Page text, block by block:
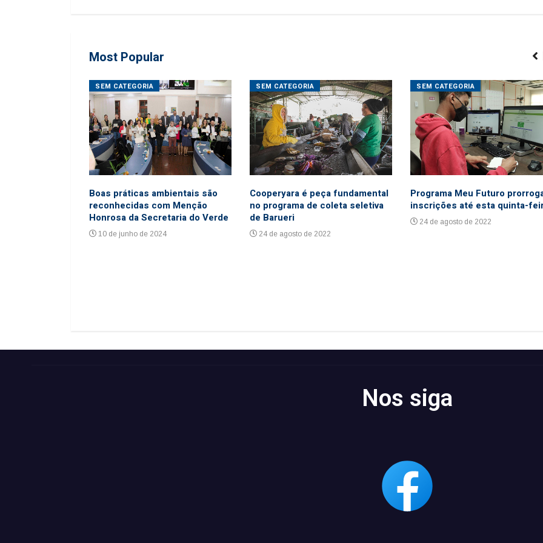
Most Popular
SEM CATEGORIA
Boas práticas ambientais são
reconhecidas com Menção
Honrosa da Secretaria do Verde
10 de junho de 2024
SEM CATEGORIA
Cooperyara é peça fundamental
no programa de coleta seletiva
de Barueri
24 de agosto de 2022
SEM CATEGORIA
Programa Meu Futuro
inscrições até esta quinta-
24 de agosto de 2022
Nos siga